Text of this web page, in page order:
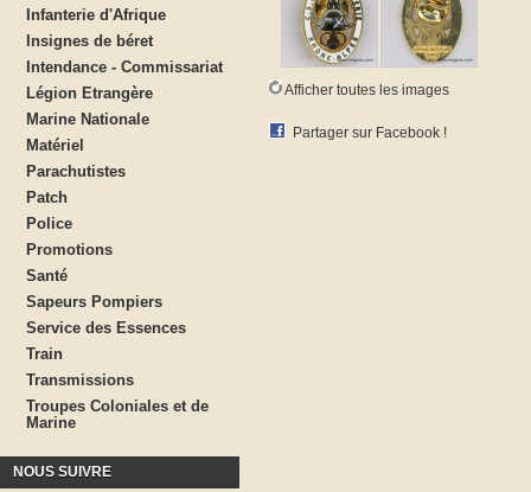
Infanterie d'Afrique
Insignes de béret
Intendance - Commissariat
Légion Etrangère
Marine Nationale
Matériel
Parachutistes
Patch
Police
Promotions
Santé
Sapeurs Pompiers
Service des Essences
Train
Transmissions
Troupes Coloniales et de
Marine
NOUS SUIVRE
Afficher toutes les images
Partager sur Facebook !